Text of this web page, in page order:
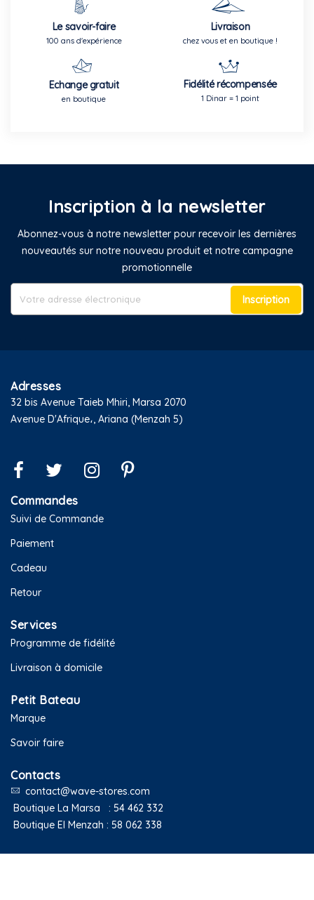
Le savoir-faire
100 ans d'expérience
Livraison
chez vous et en boutique !
Echange gratuit
en boutique
Fidélité récompensée
1 Dinar = 1 point
Inscription à la newsletter
Abonnez-vous à notre newsletter pour recevoir les dernières
nouveautés sur notre nouveau produit et notre campagne
promotionnelle
Inscription
Adresses
32 bis Avenue Taieb Mhiri, Marsa 2070
Avenue D'Afrique،, Ariana (Menzah 5)
Commandes
Suivi de Commande
Paiement
Cadeau
Retour
Services
Programme de fidélité
Livraison à domicile
Petit Bateau
Marque
Savoir faire
Contacts
contact@wave-stores.com
Boutique La Marsa : 54 462 332
Boutique El Menzah : 58 062 338